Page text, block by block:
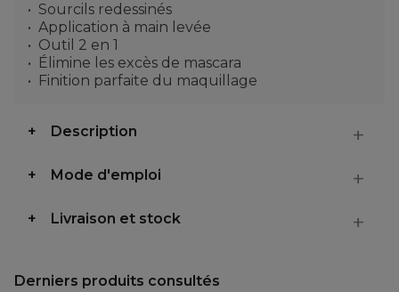
Sourcils redessinés
Application à main levée
Outil 2 en 1
Élimine les excès de mascara
Finition parfaite du maquillage
Description
Mode d'emploi
Livraison et stock
Derniers produits consultés